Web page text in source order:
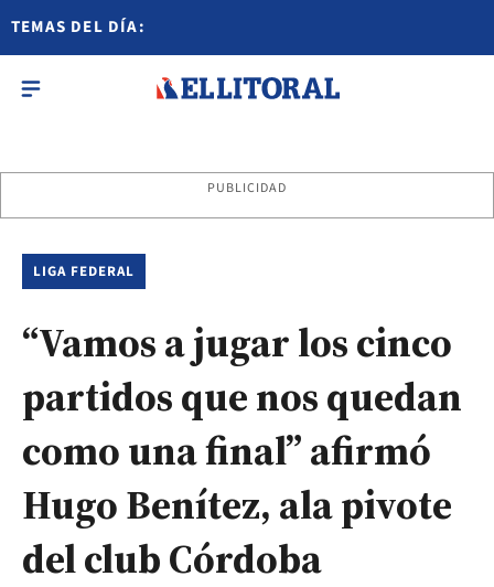
TEMAS DEL DÍA:
PUBLICIDAD
LIGA FEDERAL
“Vamos a jugar los cinco
partidos que nos quedan
como una final” afirmó
Hugo Benítez, ala pivote
del club Córdoba